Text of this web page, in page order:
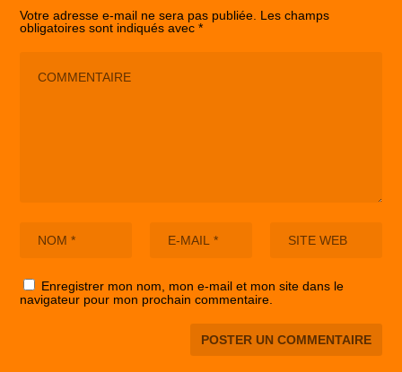
Votre adresse e-mail ne sera pas publiée. Les champs
obligatoires sont indiqués avec*
Enregistrer mon nom, mon e-mail et mon site dans le
navigateur pour mon prochain commentaire.